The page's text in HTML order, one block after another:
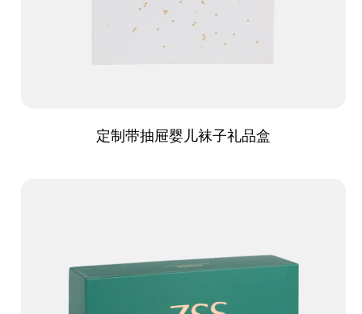
定制带抽屉婴儿袜子礼品盒